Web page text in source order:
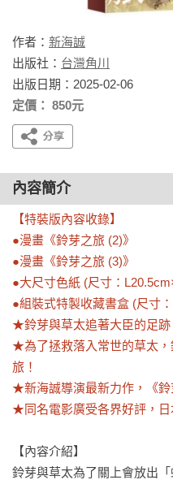
作者： 新海誠
出版社： 台灣角川
出版日期：2025-02-06
定價： 850元
內容簡介
【特裝版內容收錄】
●漫畫《鈴芽之旅 (2)》
●漫畫《鈴芽之旅 (3)》
●大尺寸色紙 (尺寸：
●組裝式特製收藏書盒 (尺寸
★鈴芽與草太追著大臣的足跡
★為了拯救落入常世的草太
旅！
★新海誠導演最新力作，《鈴
★同名電影廣受各界好評，日
【內容介紹】
鈴芽與草太為了關上會放出「